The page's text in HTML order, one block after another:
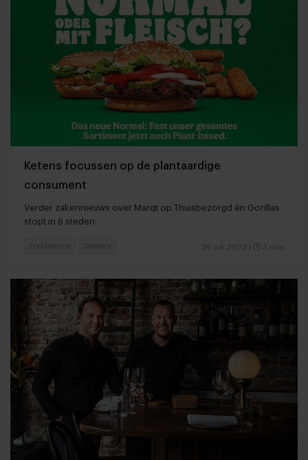
Ketens focussen op de plantaardige
consument
Verder zakennieuws over Marqt op Thuisbezorgd én Gorillas
stopt in 6 steden
26 juli 2022 3 min
Foodservice Delivery